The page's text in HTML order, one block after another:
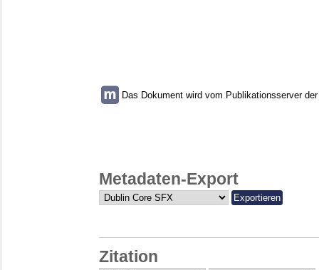
Das Dokument wird vom Publikationsserver
Metadaten-Export
Zitation